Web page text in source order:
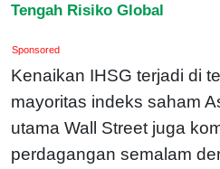
Tengah Risiko Global
Sponsored
Kenaikan IHSG terjadi di
mayoritas indeks saham
utama Wall Street juga
perdagangan semalam